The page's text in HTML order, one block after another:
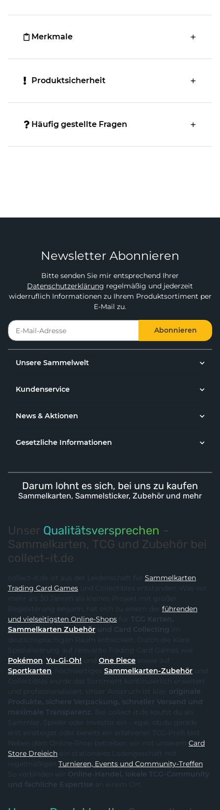
Merkmale
Produktsicherheit
Häufig gestellte Fragen
Newsletter Abonnieren
Bitte senden Sie mir entsprechend Ihrer
Datenschutzerklärung regelmäßig und jederzeit
widerruflich Informationen zu Ihrem Produktsortiment per
E-Mail zu.
Abonnieren
Unsere Sammelwelt
Kundenservice
News & Aktionen
Gesetzliche Informationen
Darum lohnt es sich, bei uns zu kaufen
Sammelkarten, Sammelsticker, Zubehör und mehr
Unser Qualitätsversprechen –
Sammelkarten, TCG und Zubehör bei
collect-it.de
collect-it.de ist aus der Leidenschaft für Sammelkarten,
Trading Card Games und Collectibles entstanden. Was vor
mehr als 30 Jahren als kleines Projekt mit großer
Begeisterung begann, hat sich zu einem der führenden
und vielseitigsten Online-Shops für TCG Karten,
Sammelkarten Zubehör und Card Collecting
im
deutschsprachigen Raum entwickelt. Durch die klare
Spezialisierung auf relevante Trading Card Games wie
Pokémon, Yu-Gi-Oh! und One Piece sowie auf
Sportkarten , hochwertiges Sammelkarten-Zubehör
Collectibles wurde das Sortiment kontinuierlich erweitert
und professionalisiert. Unser Anspruch ist klar: originale
Produkte, sichere Verpackung, schneller Versand und
maximale Transparenz. Bei collect-it.de kaufst du als
Sammler, Spieler oder Investor ein – egal, ob du gerade
erst einsteigst oder bereits ein erfahrener TCG-Profi bist.
Neben dem Online-Shop betreiben wir mit unserem Card
Store Dreieich ein stationäres Ladengeschäft mit
regelmäßigen
Turnieren, Events und Community-Treffen.
So verbinden wir Online-Handel, lokale TCG-Community
und fachliche Expertise an einem Ort.